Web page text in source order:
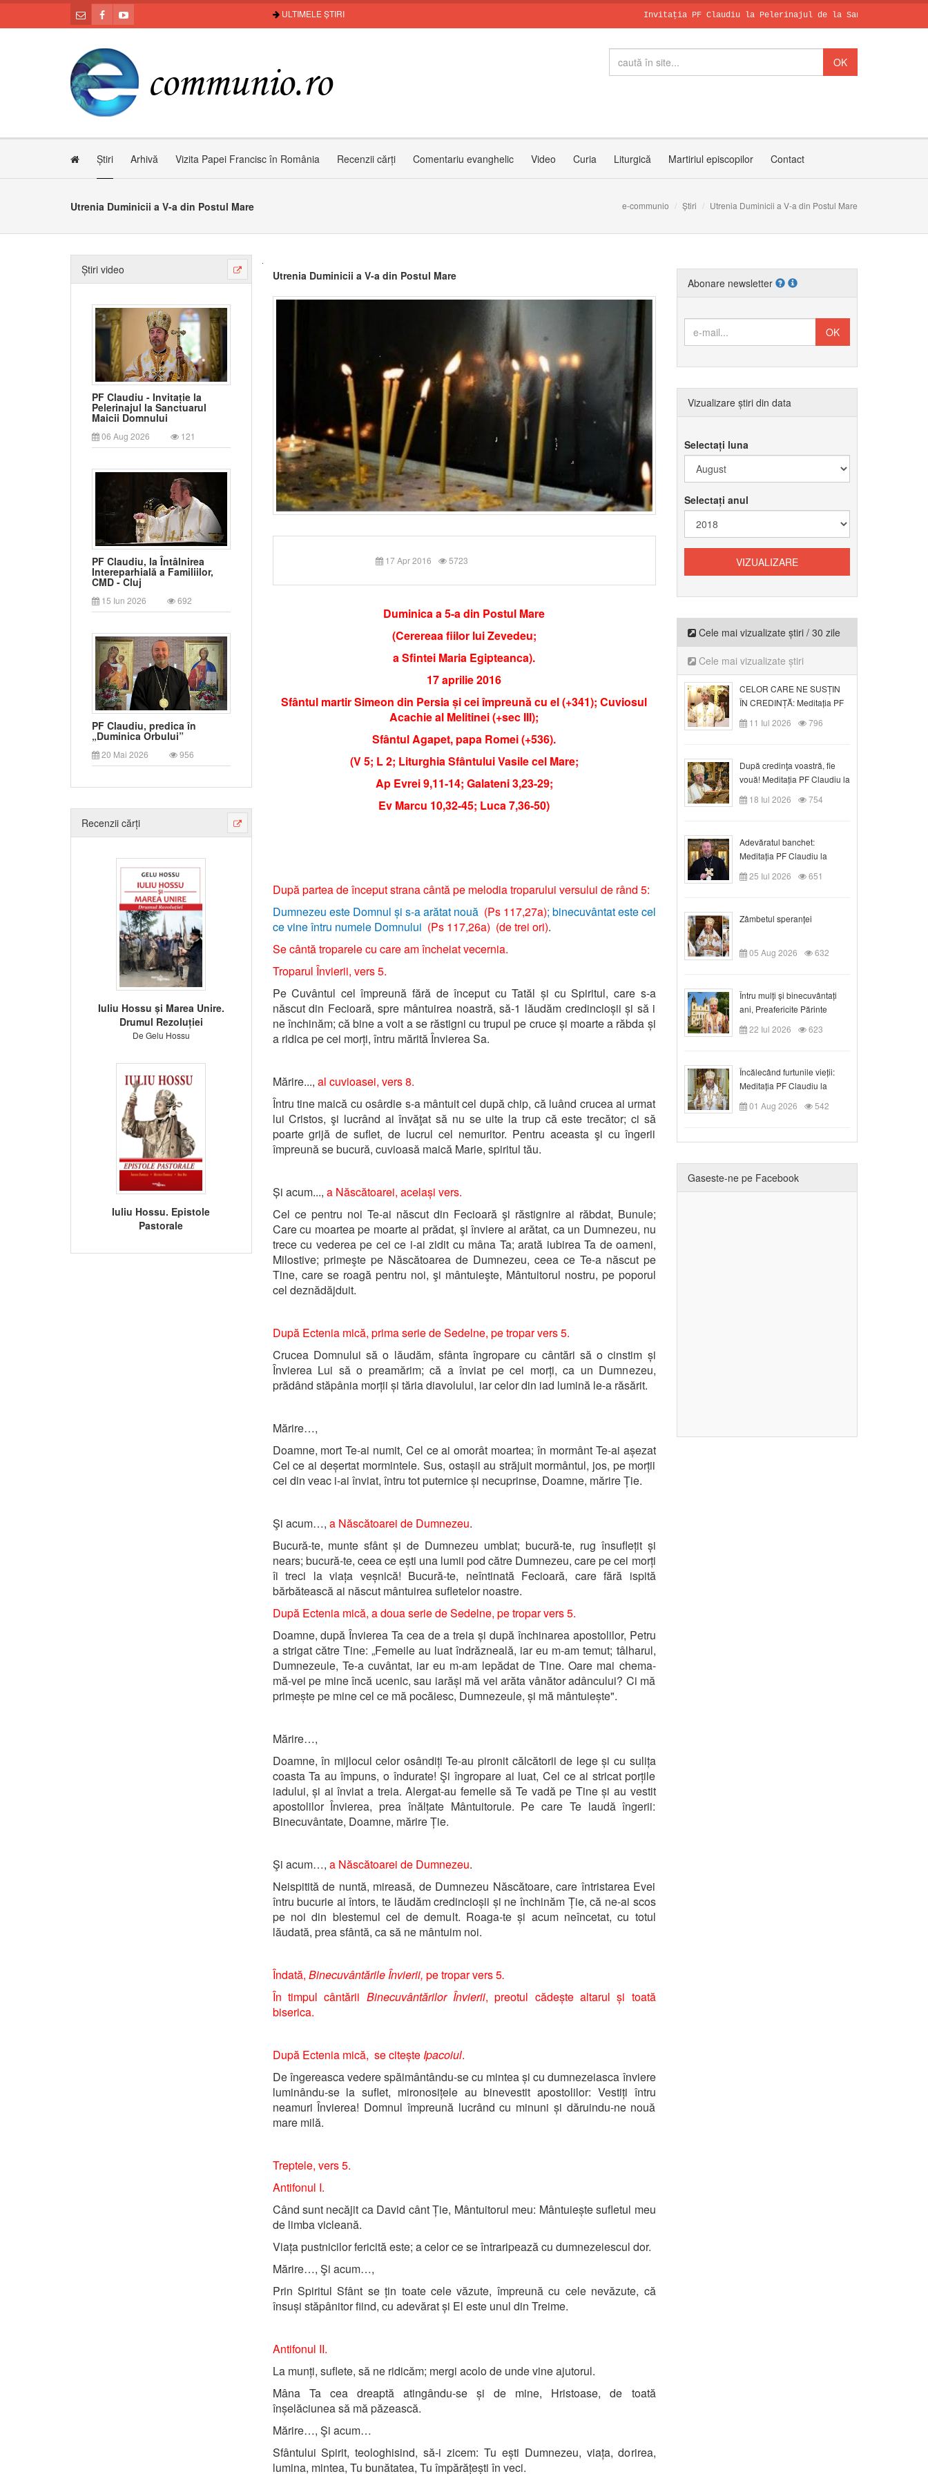
ULTIMELE ȘTIRI Invitația PF Claudiu la Pelerinajul de la Sanctuarul Arhiepiscopal
Papa, în
Leon al XIV-
SCHIMBAREA LA
Știri Arhivă Vizita Papei Francisc în România Recenzii cărți Comentariu evanghelic Video Curia Liturgică Martiriul episcopilor Contact
Utrenia Duminicii a V-a din Postul Mare e-communio Știri Utrenia Duminicii a V-a din Postul Mare
Știri video
PF Claudiu - Invitație la
Pelerinajul la Sanctuarul
Maicii Domnului
06 Aug 2026 121
PF Claudiu, la Întâlnirea
Intereparhială a Familiilor,
CMD - Cluj
15 Iun 2026 692
PF Claudiu, predica în
„Duminica Orbului”
20 Mai 2026 956
Recenzii cărți
Iuliu Hossu și Marea Unire.
Drumul Rezoluției
De Gelu Hossu
Iuliu Hossu. Epistole
Pastorale
Utrenia Duminicii a V-a din Postul Mare
17 Apr 2016 5723
Duminica a 5-a din Postul Mare
(Cerereaa fiilor lui Zevedeu;
a Sfintei Maria Egipteanca).
17 aprilie 2016
Sfântul martir Simeon din Persia și cei împreună cu el (+341); Cuviosul
Acachie al Melitinei (+sec III);
Sfântul Agapet, papa Romei (+536).
(V 5; L 2; Liturghia Sfântului Vasile cel Mare;
Ap Evrei 9,11-14; Galateni 3,23-29;
Ev Marcu 10,32-45; Luca 7,36-50)
După partea de început strana cântă pe melodia troparului versului de rând 5:
Dumnezeu este Domnul și s-a arătat nouă (Ps 117,27a); binecuvântat este cel
ce vine întru numele Domnului (Ps 117,26a) (de trei ori).
Se cântă troparele cu care am încheiat vecernia.
Troparul Învierii, vers 5.
Pe Cuvântul cel împreună fără de început cu Tatăl și cu Spiritul, care s-a
născut din Fecioară, spre mântuirea noastră, să-1 lăudăm credincioșii și să i
ne închinăm; că bine a voit a se răstigni cu trupul pe cruce și moarte a răbda și
a ridica pe cei morți, întru mărită Învierea Sa.
Mărire..., al cuvioasei, vers 8.
Întru tine maică cu osârdie s-a mântuit cel după chip, că luând crucea ai urmat
lui Cristos, şi lucrând ai învăţat să nu se uite la trup că este trecător; ci să
poarte grijă de suflet, de lucrul cel nemuritor. Pentru aceasta şi cu îngerii
împreună se bucură, cuvioasă maică Marie, spiritul tău.
Și acum..., a Născătoarei, același vers.
Cel ce pentru noi Te-ai născut din Fecioară şi răstignire ai răbdat, Bunule;
Care cu moartea pe moarte ai prădat, şi înviere ai arătat, ca un Dumnezeu, nu
trece cu vederea pe cei ce i-ai zidit cu mâna Ta; arată iubirea Ta de oameni,
Milostive; primeşte pe Născătoarea de Dumnezeu, ceea ce Te-a născut pe
Tine, care se roagă pentru noi, şi mântuieşte, Mântuitorul nostru, pe poporul
cel deznădăjduit.
După Ectenia mică, prima serie de Sedelne, pe tropar vers 5.
Crucea Domnului să o lăudăm, sfânta îngropare cu cântări să o cinstim și
Învierea Lui să o preamărim; că a înviat pe cei morți, ca un Dumnezeu,
prădând stăpânia morții și tăria diavolului, iar celor din iad lumină le-a răsărit.
Mărire…,
Doamne, mort Te-ai numit, Cel ce ai omorât moartea; în mormânt Te-ai așezat
Cel ce ai deșertat mormintele. Sus, ostașii au străjuit mormântul, jos, pe morții
cei din veac i-ai înviat, întru tot puternice și necuprinse, Doamne, mărire Ție.
Şi acum…, a Născătoarei de Dumnezeu.
Bucură-te, munte sfânt și de Dumnezeu umblat; bucură-te, rug însuflețit și
nears; bucură-te, ceea ce ești una lumii pod către Dumnezeu, care pe cei morți
îi treci la viața veșnică! Bucură-te, neîntinată Fecioară, care fără ispită
bărbătească ai născut mântuirea sufletelor noastre.
După Ectenia mică, a doua serie de Sedelne, pe tropar vers 5.
Doamne, după Învierea Ta cea de a treia și după închinarea apostolilor, Petru
a strigat către Tine: „Femeile au luat îndrăzneală, iar eu m-am temut; tâlharul,
Dumnezeule, Te-a cuvântat, iar eu m-am lepădat de Tine. Oare mai chema-
mă-vei pe mine încă ucenic, sau iarăși mă vei arăta vânător adâncului? Ci mă
primește pe mine cel ce mă pocăiesc, Dumnezeule, și mă mântuiește".
Mărire…,
Doamne, în mijlocul celor osândiți Te-au pironit călcătorii de lege și cu sulița
coasta Ta au împuns, o îndurate! Şi îngropare ai luat, Cel ce ai stricat porțile
iadului, și ai înviat a treia. Alergat-au femeile să Te vadă pe Tine și au vestit
apostolilor Învierea, prea înălțate Mântuitorule. Pe care Te laudă îngerii:
Binecuvântate, Doamne, mărire Ție.
Şi acum…, a Născătoarei de Dumnezeu.
Neispitită de nuntă, mireasă, de Dumnezeu Născătoare, care întristarea Evei
întru bucurie ai întors, te lăudăm credincioșii și ne închinăm Ție, că ne-ai scos
pe noi din blestemul cel de demult. Roaga-te și acum neîncetat, cu totul
lăudată, prea sfântă, ca să ne mântuim noi.
Îndată, Binecuvântările Învierii, pe tropar vers 5.
În timpul cântării Binecuvântărilor Învierii, preotul cădește altarul și toată
biserica.
După Ectenia mică, se citeșteIpacoiul.
De îngereasca vedere spăimântându-se cu mintea și cu dumnezeiasca înviere
luminându-se la suflet, mironosițele au binevestit apostolilor: Vestiți întru
neamuri Învierea! Domnul împreună lucrând cu minuni și dăruindu-ne nouă
mare milă.
Treptele, vers 5.
Antifonul I.
Când sunt necăjit ca David cânt Ție, Mântuitorul meu: Mântuiește sufletul meu
de limba vicleană.
Viața pustnicilor fericită este; a celor ce se întraripează cu dumnezeiescul dor.
Mărire…, Şi acum…,
Prin Spiritul Sfânt se țin toate cele văzute, împreună cu cele nevăzute, că
însuși stăpânitor fiind, cu adevărat și El este unul din Treime.
Antifonul II.
La munți, suflete, să ne ridicăm; mergi acolo de unde vine ajutorul.
Mâna Ta cea dreaptă atingându-se și de mine, Hristoase, de toată
înșelăciunea să mă păzească.
Mărire…, Şi acum…
Sfântului Spirit, teologhisind, să-i zicem: Tu ești Dumnezeu, viața, dorirea,
lumina, mintea, Tu bunătatea, Tu împărățești în veci.
Abonare newsletter
Vizualizare știri din data
Selectați luna
Selectați anul
Cele mai vizualizate știri / 30 zile
Cele mai vizualizate știri
CELOR CARE NE SUSȚIN
ÎN CREDINȚĂ: Meditația PF
Claudiu la Duminica a VI-a
după Rusalii
11 Iul 2026 796
După credinţa voastră, fie
vouă! Meditația PF Claudiu la
duminica a VII-a după Rusalii
18 Iul 2026 754
Adevăratul banchet:
Meditația PF Claudiu la
Duminica a VIII-a după
Rusalii
25 Iul 2026 651
Zâmbetul speranței
05 Aug 2026 632
Întru mulți și binecuvântați
ani, Preafericite Părinte
Claudiu!
22 Iul 2026 623
Încălecând furtunile vieții:
Meditația PF Claudiu la
Duminica a IX-a după Rusalii
01 Aug 2026 542
Gaseste-ne pe Facebook